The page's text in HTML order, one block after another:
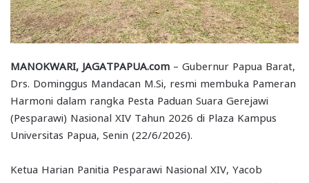
MANOKWARI, JAGATPAPUA.com – Gubernur Papua Barat,
Drs. Dominggus Mandacan M.Si, resmi membuka Pameran
Harmoni dalam rangka Pesta Paduan Suara Gerejawi
(Pesparawi) Nasional XIV Tahun 2026 di Plaza Kampus
Universitas Papua, Senin (22/6/2026).
Ketua Harian Panitia Pesparawi Nasional XIV, Yacob